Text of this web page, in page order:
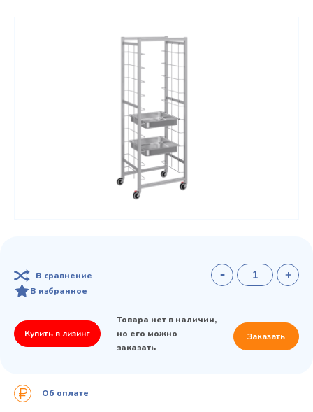
Режим работы:Пн..Пт: 9.00-18.00
В сравнение
В избранное
Купить в лизинг
Товара нет в наличии,
но его можно
заказать
Заказать
Об оплате